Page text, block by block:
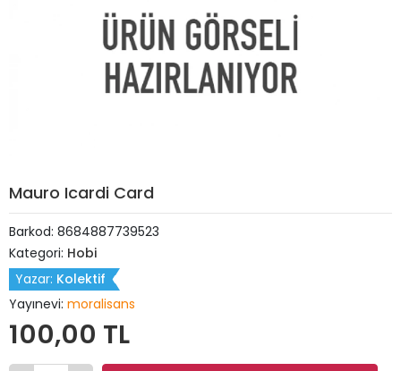
Mauro Icardi Card
Barkod: 8684887739523
Kategori: Hobi
Yazar: Kolektif
Yayınevi: moralisans
100,00 TL